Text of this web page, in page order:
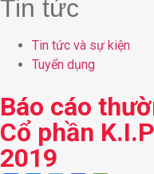
Tin tức
Tin tức và sự kiện
Tuyển dụng
Báo cáo
Cổ phần
2019